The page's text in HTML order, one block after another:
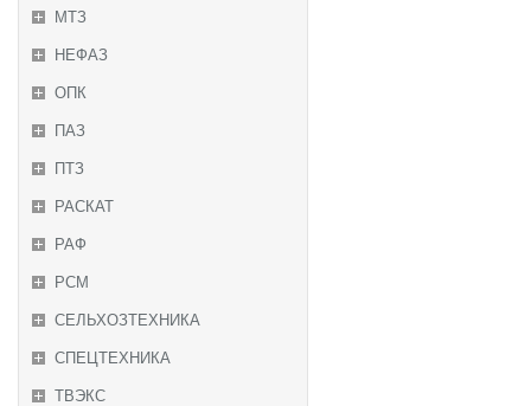
МТЗ
НЕФАЗ
ОПК
ПАЗ
ПТЗ
РАСКАТ
РАФ
РСМ
СЕЛЬХОЗТЕХНИКА
СПЕЦТЕХНИКА
ТВЭКС